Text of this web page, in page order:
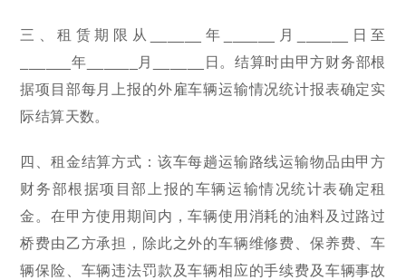
三、租赁期限从______年______月______日至
______年______月______日。结算时由甲方财务部根
据项目部每月上报的外雇车辆运输情况统计报表确定实
际结算天数。
四、租金结算方式：该车每趟运输路线运输物品由甲方
财务部根据项目部上报的车辆运输情况统计表确定租
金。在甲方使用期间内，车辆使用消耗的油料及过路过
桥费由乙方承担，除此之外的车辆维修费、保养费、车
辆保险、车辆违法罚款及车辆相应的手续费及车辆事故